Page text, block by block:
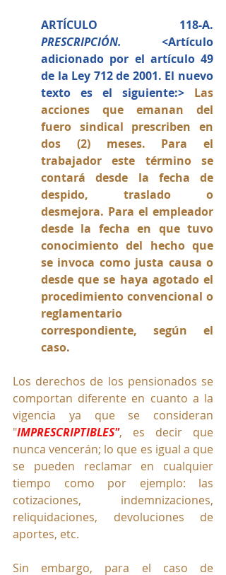
PRESCRIPCIÓN. <Artículo
adicionado por el artículo 49
de la Ley 712 de 2001. El nuevo
texto es el siguiente:> Las
acciones que emanan del
fuero sindical prescriben en
dos (2) meses. Para el
trabajador este término se
contará desde la fecha de
despido, traslado o
desmejora. Para el empleador
desde la fecha en que tuvo
conocimiento del hecho que
se invoca como justa causa o
desde que se haya agotado el
procedimiento convencional o
reglamentario
correspondiente, según el
caso.
Los derechos de los pensionados se
comportan diferente en cuanto a la
vigencia ya que se consideran
"IMPRESCRIPTIBLES", es decir que
nunca vencerán; lo que es igual a que
se pueden reclamar en cualquier
tiempo como por ejemplo: las
cotizaciones, indemnizaciones,
reliquidaciones, devoluciones de
aportes, etc.
Sin embargo, para el caso de